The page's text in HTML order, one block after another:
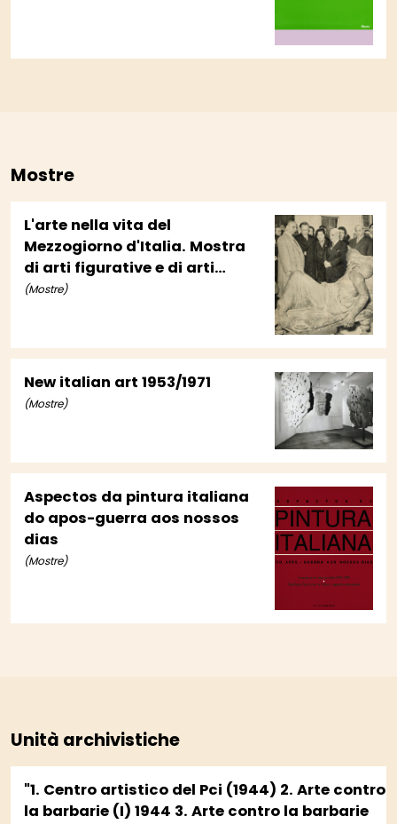
Mostre
L'arte nella vita del
Mezzogiorno d'Italia. Mostra
di arti figurative e di arti
applicate dell'Italia
(Mostre)
New italian art 1953/1971
(Mostre)
Aspectos da pintura italiana
do apos-guerra aos nossos
dias
(Mostre)
Unità archivistiche
"1. Centro artistico del Pci (1944) 2. Arte contro
la barbarie (I) 1944 3. Arte contro la barbarie